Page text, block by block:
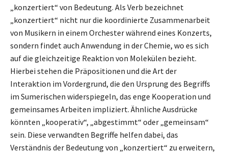
„konzertiert“ von Bedeutung. Als Verb bezeichnet
„konzertiert“ nicht nur die koordinierte Zusammenarbeit
von Musikern in einem Orchester während eines Konzerts,
sondern findet auch Anwendung in der Chemie, wo es sich
auf die gleichzeitige Reaktion von Molekülen bezieht.
Hierbei stehen die Präpositionen und die Art der
Interaktion im Vordergrund, die den Ursprung des Begriffs
im Sumerischen widerspiegeln, das enge Kooperation und
gemeinsames Arbeiten impliziert. Ähnliche Ausdrücke
könnten „kooperativ“, „abgestimmt“ oder „gemeinsam“
sein. Diese verwandten Begriffe helfen dabei, das
Verständnis der Bedeutung von „konzertiert“ zu erweitern,